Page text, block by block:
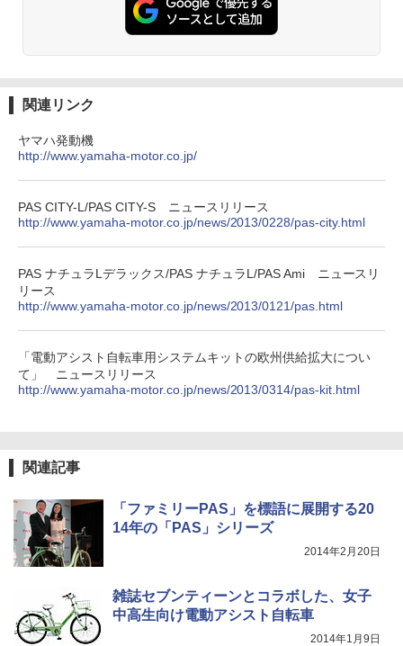
関連リンク
ヤマハ発動機
http://www.yamaha-motor.co.jp/
PAS CITY-L/PAS CITY-S ニュースリリース
http://www.yamaha-motor.co.jp/news/2013/0228/pas-city.html
PAS ナチュラLデラックス/PAS ナチュラL/PAS Ami ニュースリ
リース
http://www.yamaha-motor.co.jp/news/2013/0121/pas.html
「電動アシスト自転車用システムキットの欧州供給拡大につい
て」 ニュースリリース
http://www.yamaha-motor.co.jp/news/2013/0314/pas-kit.html
関連記事
「ファミリーPAS」を標語に展開する20
14年の「PAS」シリーズ
2014年2月20日
雑誌セブンティーンとコラボした、女子
中高生向け電動アシスト自転車
2014年1月9日